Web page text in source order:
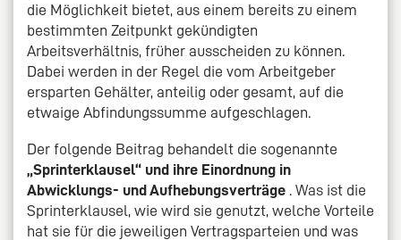
die Möglichkeit bietet, aus einem bereits zu einem
bestimmten Zeitpunkt gekündigten
Arbeitsverhältnis, früher ausscheiden zu können.
Dabei werden in der Regel die vom Arbeitgeber
ersparten Gehälter, anteilig oder gesamt, auf die
etwaige Abfindungssumme aufgeschlagen.
Der folgende Beitrag behandelt die sogenannte
„Sprinterklausel“ und ihre Einordnung in
Abwicklungs- und Aufhebungsverträge . Was ist die
Sprinterklausel, wie wird sie genutzt, welche Vorteile
hat sie für die jeweiligen Vertragsparteien und was